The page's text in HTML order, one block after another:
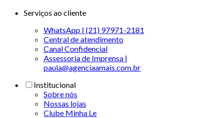
Serviços ao cliente
WhatsApp | (21) 97971-2181
Central de atendimento
Canal Confidencial
Assessoria de Imprensa |
paula@agenciaamais.com.br
Institucional
Sobre nós
Nossas lojas
Clube Minha Le